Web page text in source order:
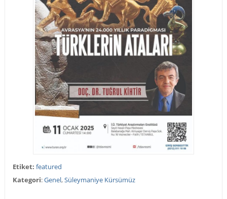
Etiket: featured
Kategori:Genel,Süleymaniye Kürsümüz